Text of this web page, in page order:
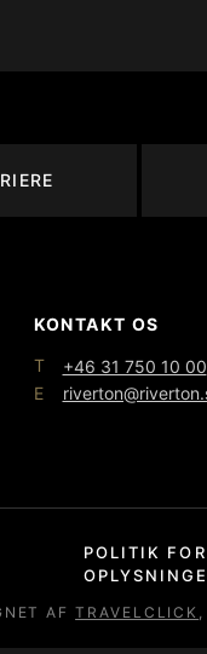
KONTAKT OS
T
+46 31 750 10 00
E
POLITIK
AFTRAVELCLICK